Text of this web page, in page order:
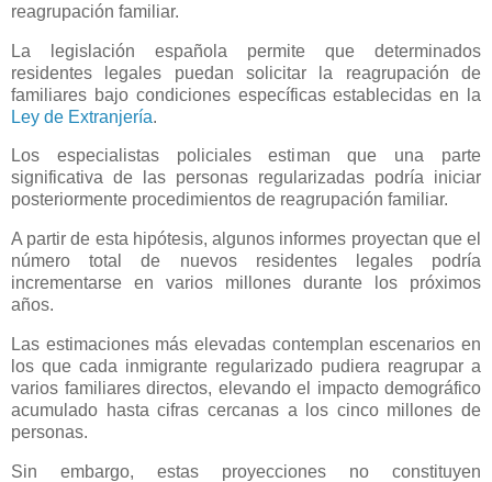
reagrupación familiar.
La legislación española permite que determinados
residentes legales puedan solicitar la reagrupación de
familiares bajo condiciones específicas establecidas en la
Ley de Extranjería.
Los especialistas policiales estiman que una parte
significativa de las personas regularizadas podría iniciar
posteriormente procedimientos de reagrupación familiar.
A partir de esta hipótesis, algunos informes proyectan que el
número total de nuevos residentes legales podría
incrementarse en varios millones durante los próximos
años.
Las estimaciones más elevadas contemplan escenarios en
los que cada inmigrante regularizado pudiera reagrupar a
varios familiares directos, elevando el impacto demográfico
acumulado hasta cifras cercanas a los cinco millones de
personas.
Sin embargo, estas proyecciones no constituyen